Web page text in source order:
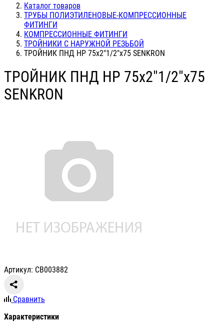
Каталог товаров
ТРУБЫ ПОЛИЭТИЛЕНОВЫЕ-КОМПРЕССИОННЫЕ
ФИТИНГИ
КОМПРЕССИОННЫЕ ФИТИНГИ
ТРОЙНИКИ С НАРУЖНОЙ РЕЗЬБОЙ
ТРОЙНИК ПНД НР 75х2"1/2"х75 SENKRON
ТРОЙНИК ПНД НР 75х2"1/2"х75
SENKRON
Артикул: СВ003882
Сравнить
Характеристики